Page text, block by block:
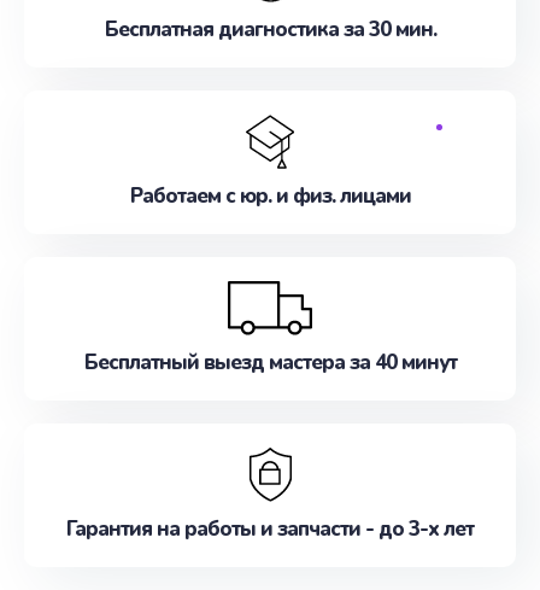
Бесплатная диагностика за 30 мин.
Работаем с юр. и физ. лицами
Бесплатный выезд мастера за 40 минут
Гарантия на работы и запчасти - до 3-х лет